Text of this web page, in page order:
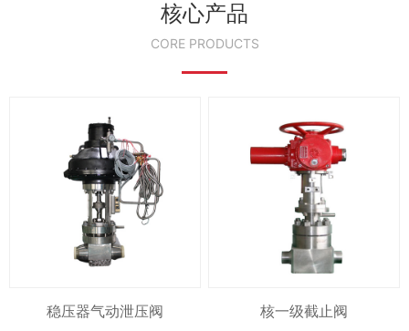
核心产品
CORE PRODUCTS
稳压器气动泄压阀 核一级截止阀